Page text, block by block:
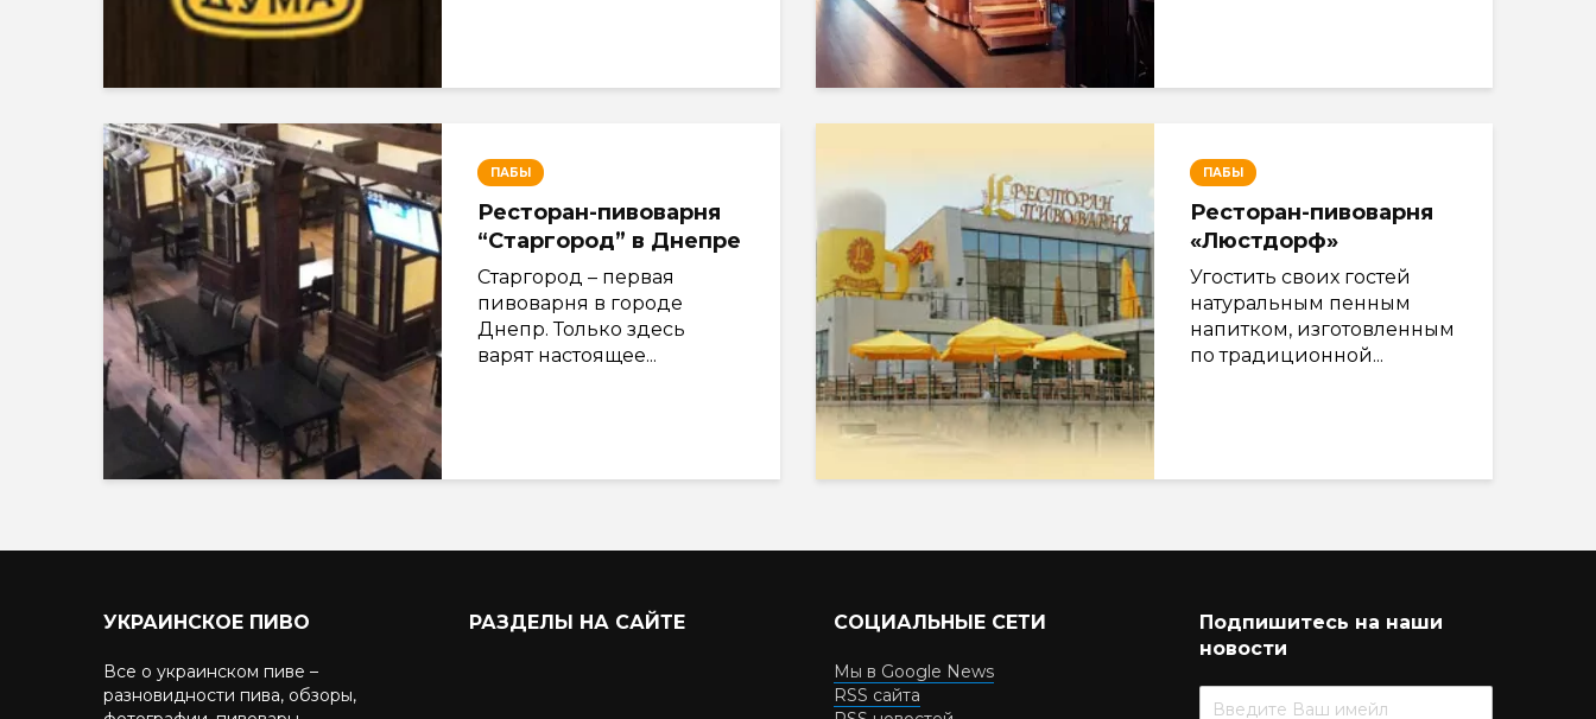
ПАБЫ
Ресторан-пивоварня
“Старгород” в Днепре
Старгород – первая
пивоварня в городе
Днепр. Только здесь
варят настоящее...
ПАБЫ
Ресторан-пивоварня
«Люстдорф»
Угостить своих гостей
натуральным пенным
напитком, изготовленным
по традиционной...
УКРАИНСКОЕ ПИВО
Все о украинском пиве –
разновидности пива, обзоры,
РАЗДЕЛЫ НА САЙТЕ СОЦИАЛЬНЫЕ СЕТИ
Мы в Google News
RSS сайта
Подпишитесь на наши
новости